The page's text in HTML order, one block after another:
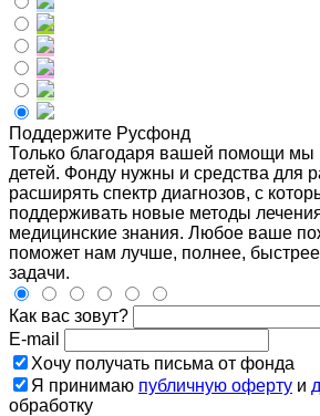
Поддержите Русфонд
Только благодаря вашей помощи мы
детей. Фонду нужны и средства для
расширять спектр диагнозов, с
поддерживать новые методы
медицинские знания. Любое ваше
поможет нам лучше, полнее,
задачи.
Как вас зовут?
E-mail
Хочу получать письма от фонда
Я принимаю публичную оферту и
обработку